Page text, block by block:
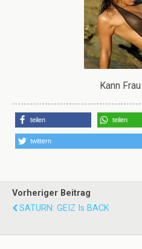
Kann
teilen teilen
twittern
Vorheriger Beitrag
SATURN: GEIZ Is BACK